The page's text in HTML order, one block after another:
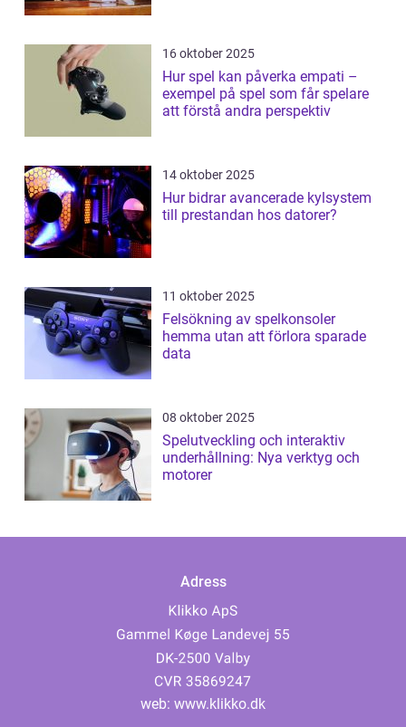
16 oktober 2025
Hur spel kan påverka empati –
exempel på spel som får spelare
att förstå andra perspektiv
14 oktober 2025
Hur bidrar avancerade kylsystem
till prestandan hos datorer?
11 oktober 2025
Felsökning av spelkonsoler
hemma utan att förlora sparade
data
08 oktober 2025
Spelutveckling och interaktiv
underhållning: Nya verktyg och
motorer
Adress
web: www.klikko.dk